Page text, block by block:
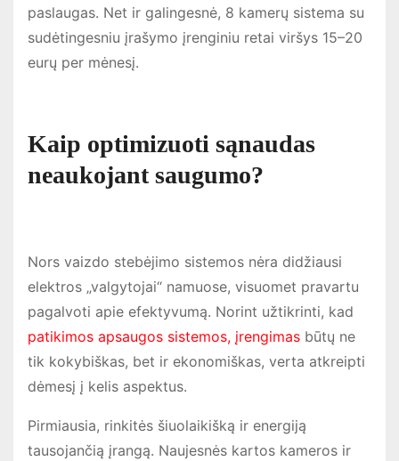
paslaugas. Net ir galingesnė, 8 kamerų sistema su
sudėtingesniu įrašymo įrenginiu retai viršys 15–20
eurų per mėnesį.
Kaip optimizuoti sąnaudas
neaukojant saugumo?
Nors vaizdo stebėjimo sistemos nėra didžiausi
elektros „valgytojai“ namuose, visuomet pravartu
pagalvoti apie efektyvumą. Norint užtikrinti, kad
patikimos apsaugos sistemos, įrengimas būtų ne
tik kokybiškas, bet ir ekonomiškas, verta atkreipti
dėmesį į kelis aspektus.
Pirmiausia, rinkitės šiuolaikišką ir energiją
tausojančią įrangą. Naujesnės kartos kameros ir